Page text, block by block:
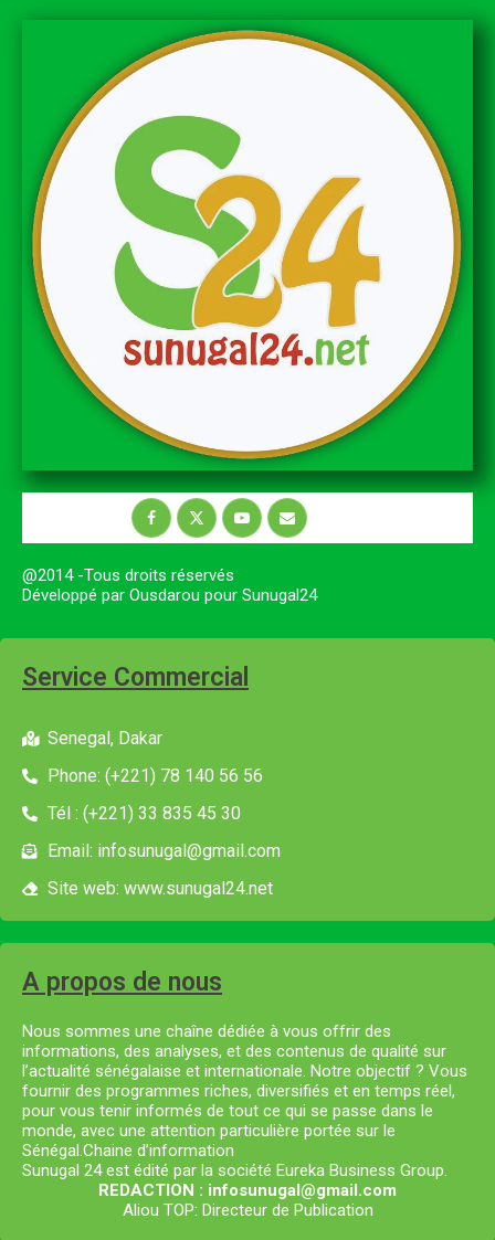
@2014 -Tous droits réservés
Développé par Ousdarou pour Sunugal24
Service Commercial
Senegal, Dakar
Phone: (+221) 78 140 56 56
Tél : (+221) 33 835 45 30
Email: infosunugal@gmail.com
Site web: www.sunugal24.net
A propos de nous
Nous sommes une chaîne dédiée à vous offrir des
informations, des analyses, et des contenus de qualité sur
l’actualité sénégalaise et internationale. Notre objectif ? Vous
fournir des programmes riches, diversifiés et en temps réel,
pour vous tenir informés de tout ce qui se passe dans le
monde, avec une attention particulière portée sur le
Sénégal.Chaine d’information
Sunugal 24 est édité par la société Eureka Business Group.
REDACTION : infosunugal@gmail.com
Aliou TOP: Directeur de Publication